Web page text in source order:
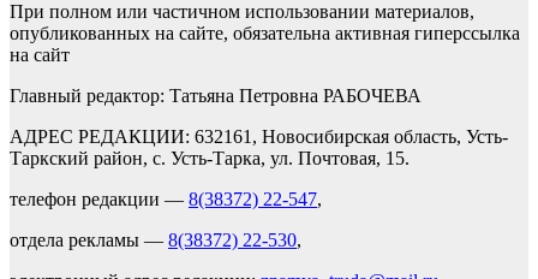
При полном или частичном использовании материалов,
опубликованных на сайте, обязательна активная гиперссылка
на сайт
Главный редактор: Татьяна Петровна РАБОЧЕВА
АДРЕС РЕДАКЦИИ: 632161, Новосибирская область, Усть-
Таркский район, с. Усть-Тарка, ул. Почтовая, 15.
телефон редакции — 8(38372) 22-547,
отдела рекламы — 8(38372) 22-530,